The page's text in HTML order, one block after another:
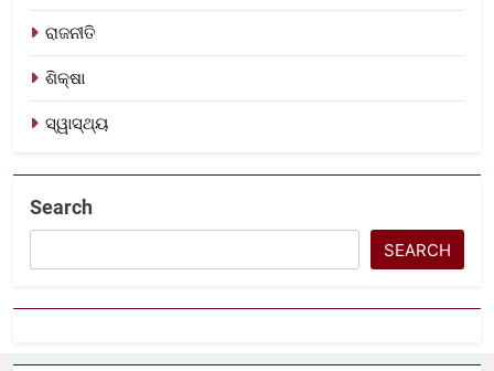
ରାଜନୀତି
ଶିକ୍ଷା
ସ୍ୱାସ୍ଥ୍ୟ
Search
SEARCH